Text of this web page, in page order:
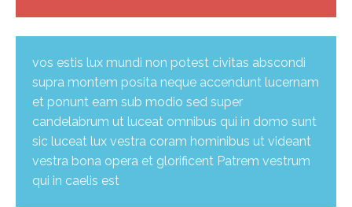
vos estis lux mundi non potest civitas abscondi
supra montem posita neque accendunt lucernam
et ponunt eam sub modio sed super
candelabrum ut luceat omnibus qui in domo sunt
sic luceat lux vestra coram hominibus ut videant
vestra bona opera et glorificent Patrem vestrum
qui in caelis est